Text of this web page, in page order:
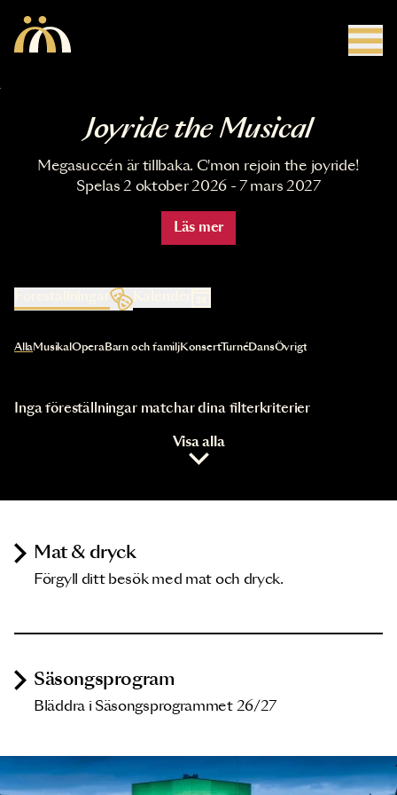
Joyride the Musical
Megasuccén är tillbaka. C'mon rejoin the joyride!
Spelas 2 oktober 2026 - 7 mars 2027
Läs mer
Kalender
Val av kategori uppdaterar innehållet automatiskt
AllaMusikal OperaBarn och familjKonsertTurnéDansÖvrigt
Inga föreställningar matchar dina filterkriterier
Visa alla
Mat & dryck
Förgyll ditt besök med mat och dryck.
Säsongsprogram
Bläddra i Säsongsprogrammet 26/27